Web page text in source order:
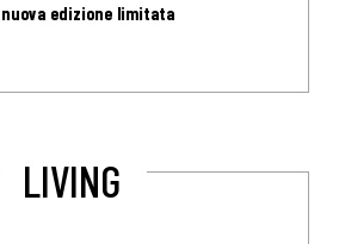
nuova edizione limitata
LIVING